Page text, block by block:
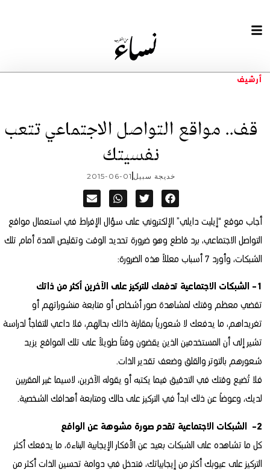
أرشيف
قف.. مواقع التواصل الاجتماعي تتعب
نفسيتك
خديجة سبيل 2015-06-01
أجاب موقع “إيليت دايلي” الإلكتروني على سؤال الإفراط في استعمال مواقع
التواصل الاجتماعي، برد قاطع وهو ضرورة تحديد الوقت وتقليص المدة أمام تلك
الشبكات، وأورد 7 أسباب معللاً هذه الضرورة:
1- الشبكات الاجتماعية تدفعك للتركيز على الآخرين أكثر من ذاتك
تقضي معظم وقتك لمشاهدة صور أشخاص أو متابعة منشوراتهم أو
تغريداهم، ما يدفعك لا شعورياً بمقارنة ذاتك بحالهم، فلا داعي للتفاجأ لدراسة
تشير إلى أن المستخدمين الذين يقضون وقتاً طويلاً على تلك المواقع يزيد
شعورهم بالتوتر والقلق وضعف تقدير الذات.
فلا تُضيع وقتك في التدقيق فيما يكتبه أو يقوله الآخرين، لاسيما غير المقربين
لديك، وعوضاً عن ذلك ابدأ في التركيز على حالك ومتابعة أهدافك الشخصية.
2- الشبكات الاجتماعية تقدم صورة مشوهة عن الواقع
كل ما تشاهده على الشبكات بعيد عن الأفكار الإيجابية البناءة، ما يدفعك أكثر
التركيز على عيوبك أكثر من إيجابياتك، فتدخل في دوامة تحسين الذات أكثر من